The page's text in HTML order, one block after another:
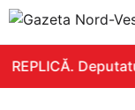
REPLICĂ.